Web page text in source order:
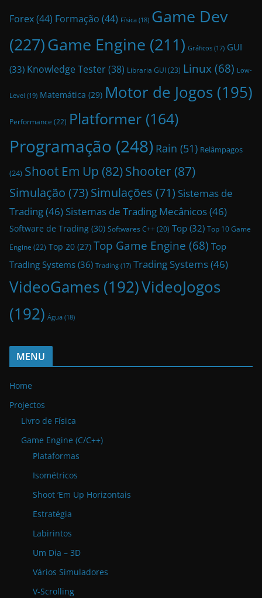
Forex(44) Formação (44) Física (18) Game Dev
(227)Game Engine (211) Gráficos (17) GUI
(33) Knowledge Tester(38) Libraria GUI(23) Linux(68) Low-
Level (19) Matemática (29) Motor de Jogos (195)
Performance (22) Platformer (164)
Programação (248) Rain (51) Relâmpagos
(24) Shoot Em Up (82)Shooter (87)
Simulação (73) Simulações (71) Sistemas de
Trading(46) Sistemas de Trading Mecânicos(46)
Software de Trading (30) Softwares C++ (20) Top (32) Top 10 Game
Engine (22) Top 20 (27) Top Game Engine (68) Top
Trading Systems (36) Trading (17) Trading Systems(46)
VideoGames (192)VideoJogos
(192) Água (18)
MENU
Home
Projectos
Livro de Física
Game Engine (C/C++)
Plataformas
Isométricos
Shoot ‘Em Up Horizontais
Estratégia
Labirintos
Um Dia – 3D
Vários Simuladores
V-Scrolling